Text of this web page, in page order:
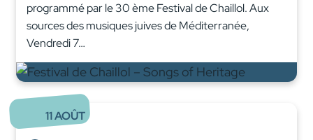
programmé par le 30 ème Festival de Chaillol. Aux
sources des musiques juives de Méditerranée,
Vendredi 7…
11AOÛT